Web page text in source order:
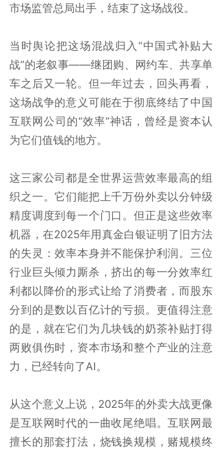
市场监管总局出手，结束了这场战役。
当时舆论把这场混战归入“中国式补贴大
战”的老叙事——继团购、网约车、共享单
车之后又一轮。但一年过去，回头再看，
这场战争的意义可能在于彻底终结了中国
互联网公司的“效率”神话，曾经是资本认
为它们值钱的地方。
这三家公司都是全世界运营效率最高的组
织之一。它们能把上千万份外卖以分钟级
精度调度到每一个门口。但正是这些效率
机器，在2025年用真金白银证明了旧方法
的失灵：效率本身并不能保护利润。三位
行业巨头倾力厮杀，挤出的每一分效率红
利都以降价的形式让给了消费者，而股东
分到的是数以百亿计的亏损。更值得注意
的是，就在它们为几块钱的奶茶补贴打得
两败俱伤时，资本市场和整个产业的注意
力，已经转向了AI。
从这个意义上说，2025年的外卖大战更像
是互联网时代的一曲收尾绝唱。互联网最
擅长的那套打法，烧钱换规模，赌规模终